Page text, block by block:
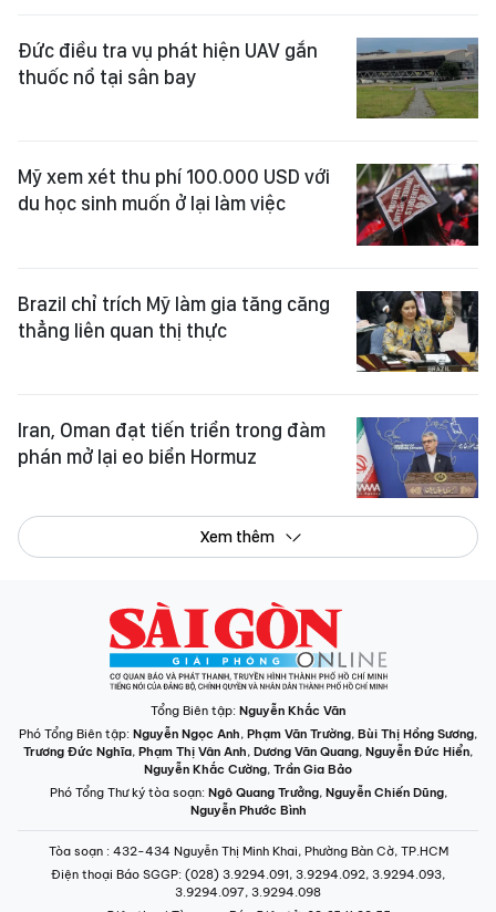
Đức điều tra vụ phát hiện UAV gắn
thuốc nổ tại sân bay
Mỹ xem xét thu phí 100.000 USD với
du học sinh muốn ở lại làm việc
Brazil chỉ trích Mỹ làm gia tăng căng
thẳng liên quan thị thực
Iran, Oman đạt tiến triển trong đàm
phán mở lại eo biển Hormuz
Xem thêm
Tổng Biên tập: Nguyễn Khắc Văn
Phó Tổng Biên tập: Nguyễn Ngọc Anh, Phạm Văn Trường, Bùi Thị Hồng Sương,
Trương Đức Nghĩa, Phạm Thị Vân Anh, Dương Văn Quang, Nguyễn Đức Hiển,
Nguyễn Khắc Cường, Trần Gia Bảo
Phó Tổng Thư ký tòa soạn: Ngô Quang Trưởng, Nguyễn Chiến Dũng,
Nguyễn Phước Bình
Tòa soạn : 432-434 Nguyễn Thị Minh Khai, Phường Bàn Cờ, TP.HCM
Điện thoại Báo SGGP: (028) 3.9294.091, 3.9294.092, 3.9294.093,
3.9294.097, 3.9294.098